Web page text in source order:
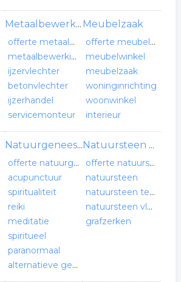
Metaalbewerker
offerte metaalbewerker
metaalbewerking
ijzervlechter
betonvlechter
ijzerhandel
servicemonteur
Meubelzaak
offerte meubelzaak
meubelwinkel
meubelzaak
woninginrichting
woonwinkel
interieur
Natuurgeneeskunde
offerte natuurgeneeskunde
acupunctuur
spiritualiteit
reiki
meditatie
spiritueel
paranormaal
alternatieve geneeskunde
Natuursteen bedrijf
offerte natuursteen bedrijf
natuursteen
natuursteen tegels
natuursteen vloeren
grafzerken